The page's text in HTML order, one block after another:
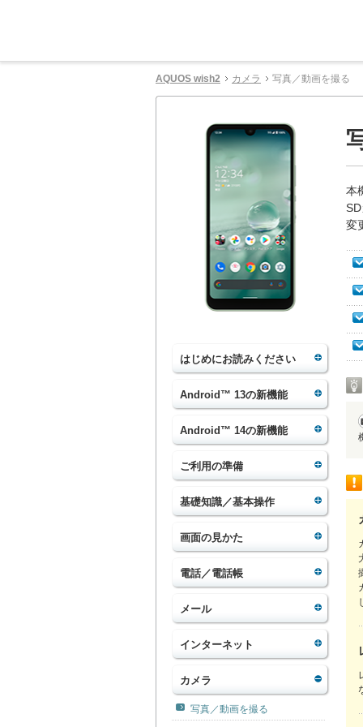
AQUOS wish2 カメラ 写真／動画を撮る
はじめにお読みください
Android™ 13の新機能
Android™ 14の新機能
ご利用の準備
基礎知識／基本操作
画面の見かた
電話／電話帳
メール
インターネット
カメラ
写真／動画を撮る
本
変